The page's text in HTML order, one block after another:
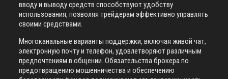
вводу и выводу средств способствуют удобству
использования, позволяя трейдерам эффективно управлять
своими средствами.
Многоканальные варианты поддержки, включая живой чат,
электронную почту и телефон, удовлетворяют различным
предпочтениям в общении. Обязательства брокера по
предотвращению мошенничества и обеспечению